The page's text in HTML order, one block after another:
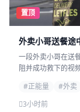
置顶
外卖小哥送餐途
一段外卖小哥在送
阻并成功救下的视
#正能量
#外卖
3小时前